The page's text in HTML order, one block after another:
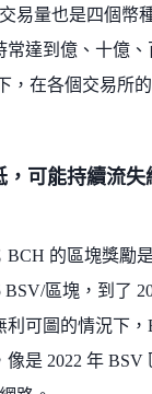
易量也是四個幣
常達到億、十億、
，在各個交易所
，可能持續流失
BCH 的區塊獎勵
區塊，到了
利可圖的情況下，
是 2022 年 BSV